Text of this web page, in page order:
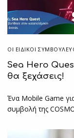
ΟΙ ΕΙΔΙΚΟΊ
Sea Hero
θα ξεχάσεις!
Ένα Mobile Game
συμβολή της